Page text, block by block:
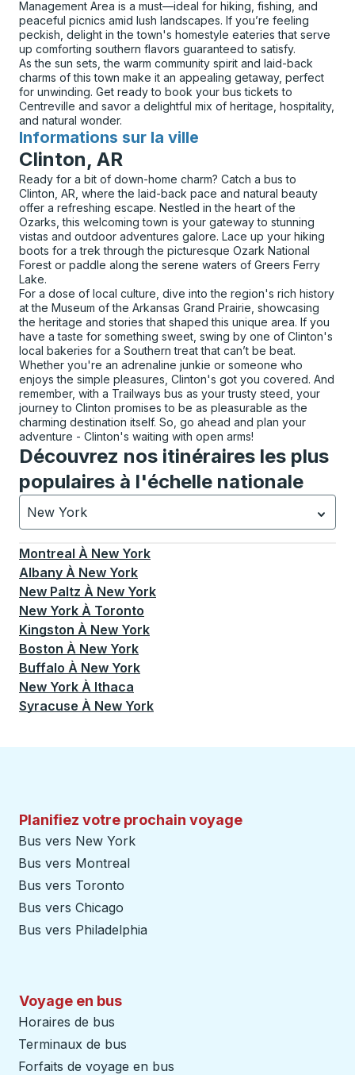
Management Area is a must—ideal for hiking, fishing, and
peaceful picnics amid lush landscapes. If you’re feeling
peckish, delight in the town's homestyle eateries that serve
up comforting southern flavors guaranteed to satisfy.
As the sun sets, the warm community spirit and laid-back
charms of this town make it an appealing getaway, perfect
for unwinding. Get ready to book your bus tickets to
Centreville and savor a delightful mix of heritage, hospitality,
and natural wonder.
Informations sur la ville
pour
Clinton, AR
Ready for a bit of down-home charm? Catch a bus to
Clinton, AR, where the laid-back pace and natural beauty
offer a refreshing escape. Nestled in the heart of the
Ozarks, this welcoming town is your gateway to stunning
vistas and outdoor adventures galore. Lace up your hiking
boots for a trek through the picturesque Ozark National
Forest or paddle along the serene waters of Greers Ferry
Lake.
For a dose of local culture, dive into the region's rich history
at the Museum of the Arkansas Grand Prairie, showcasing
the heritage and stories that shaped this unique area. If you
have a taste for something sweet, swing by one of Clinton's
local bakeries for a Southern treat that can’t be beat.
Whether you're an adrenaline junkie or someone who
enjoys the simple pleasures, Clinton's got you covered. And
remember, with a Trailways bus as your trusty steed, your
journey to Clinton promises to be as pleasurable as the
charming destination itself. So, go ahead and plan your
adventure - Clinton's waiting with open arms!
Découvrez nos itinéraires les plus
populaires à l'échelle nationale
New York
Actuellement sélectionné: New York.La sélection est
Montreal À New York
Albany À New York
New Paltz À New York
New York À Toronto
Kingston À New York
Boston À New York
Buffalo À New York
New York À Ithaca
Syracuse À New York
Planifiez votre prochain voyage
Bus vers New York
Bus vers Montreal
Bus vers Toronto
Bus vers Chicago
Bus vers Philadelphia
Voyage en bus
Horaires de bus
Terminaux de bus
Forfaits de voyage en bus